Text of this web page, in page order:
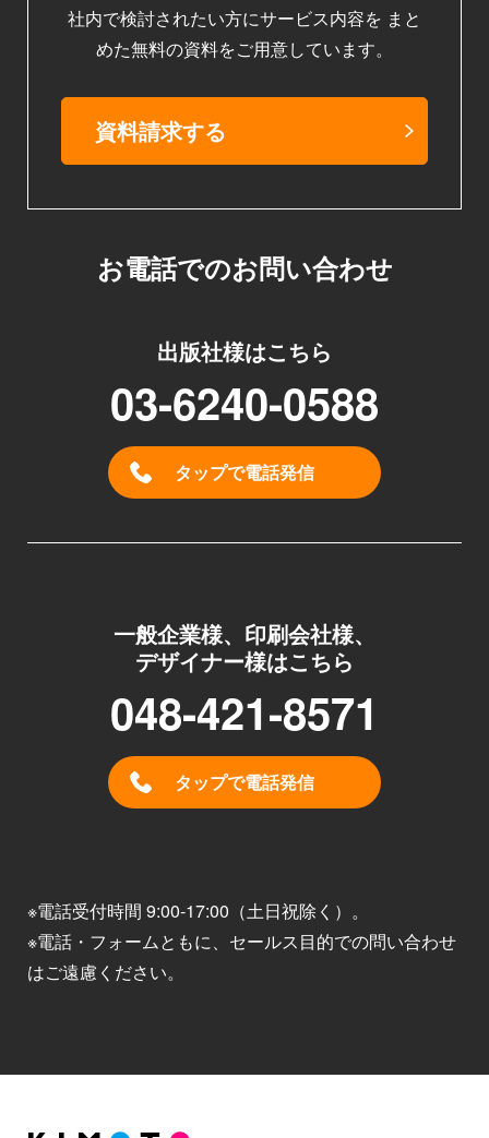
社内で検討されたい方にサービス内容を まと
めた無料の資料をご用意しています。
資料請求する
お電話でのお問い合わせ
出版社様はこちら
03-6240-0588
タップで電話発信
一般企業様、印刷会社様、
デザイナー様はこちら
048-421-8571
タップで電話発信
※電話受付時間 9:00-17:00（土日祝除く）。
※電話・フォームともに、セールス目的での問い合わせ
はご遠慮ください。